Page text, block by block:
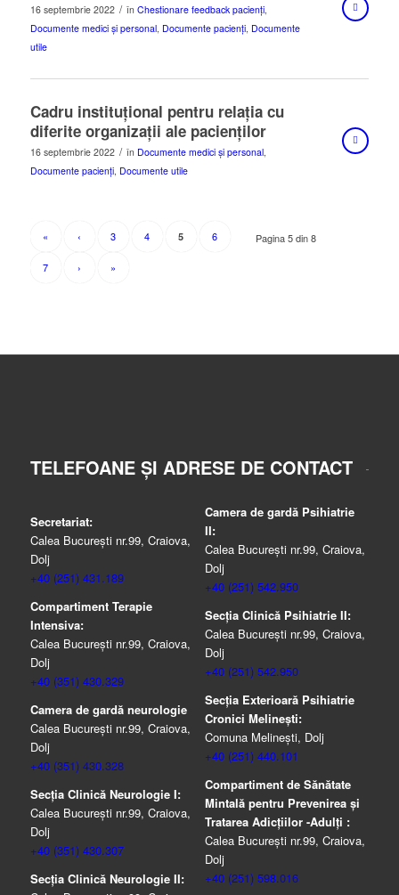
16 septembrie 2022 / în Chestionare feedback pacienți,
Documente medici și personal, Documente pacienți, Documente
utile
Cadru instituțional pentru relația cu
diferite organizații ale pacienților
16 septembrie 2022 / în Documente medici și personal,
Documente pacienți, Documente utile
Pagina 5 din 8
« ‹ 3 4 5 6
7 › »
TELEFOANE ȘI ADRESE DE CONTACT
Secretariat:
Calea București nr.99, Craiova,
Dolj
+40 (251) 431.189
Compartiment Terapie
Intensiva:
Calea București nr.99, Craiova,
Dolj
+40 (351) 430.329
Camera de gardă neurologie
Calea București nr.99, Craiova,
Dolj
+40 (351) 430.328
Secția Clinică Neurologie I:
Calea București nr.99, Craiova,
Dolj
+40 (351) 430.307
Secția Clinică Neurologie II:
Camera de gardă Psihiatrie
II:
Calea București nr.99, Craiova,
Dolj
+40 (251) 542.950
Secția Clinică Psihiatrie II:
Calea București nr.99, Craiova,
Dolj
+40 (251) 542.950
Secția Exterioară Psihiatrie
Cronici Melinești:
Comuna Melinești, Dolj
+40 (251) 440.101
Compartiment de Sănătate
Mintală pentru Prevenirea şi
Tratarea Adicţiilor -Adulţi :
Calea București nr.99, Craiova,
Dolj
+40 (251) 598.016